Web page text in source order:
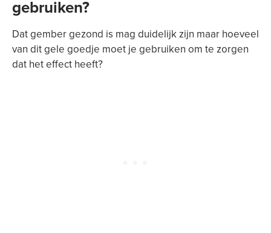
gebruiken?
Dat gember gezond is mag duidelijk zijn maar hoeveel
van dit gele goedje moet je gebruiken om te zorgen
dat het effect heeft?